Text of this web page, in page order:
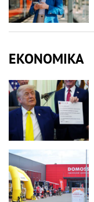
EKONOMIKA